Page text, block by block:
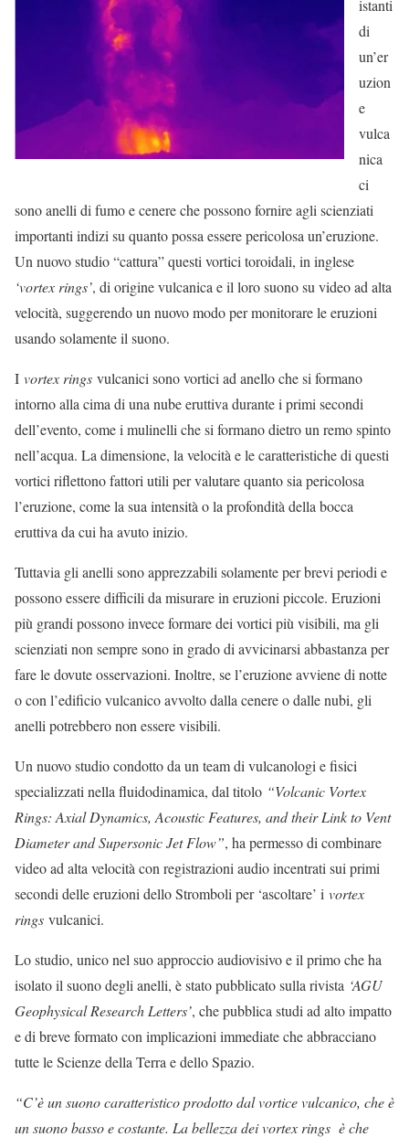
istanti
di
un’er
uzion
e
vulca
nica
ci
sono anelli di fumo e cenere che possono fornire agli scienziati
importanti indizi su quanto possa essere pericolosa un’eruzione.
Un nuovo studio “cattura” questi vortici toroidali, in inglese
‘vortex rings’, di origine vulcanica e il loro suono su video ad alta
velocità, suggerendo un nuovo modo per monitorare le eruzioni
usando solamente il suono.
I vortex rings vulcanici sono vortici ad anello che si formano
intorno alla cima di una nube eruttiva durante i primi secondi
dell’evento, come i mulinelli che si formano dietro un remo spinto
nell’acqua. La dimensione, la velocità e le caratteristiche di questi
vortici riflettono fattori utili per valutare quanto sia pericolosa
l’eruzione, come la sua intensità o la profondità della bocca
eruttiva da cui ha avuto inizio.
Tuttavia gli anelli sono apprezzabili solamente per brevi periodi e
possono essere difficili da misurare in eruzioni piccole. Eruzioni
più grandi possono invece formare dei vortici più visibili, ma gli
scienziati non sempre sono in grado di avvicinarsi abbastanza per
fare le dovute osservazioni. Inoltre, se l’eruzione avviene di notte
o con l’edificio vulcanico avvolto dalla cenere o dalle nubi, gli
anelli potrebbero non essere visibili.
Un nuovo studio condotto da un team di vulcanologi e fisici
specializzati nella fluidodinamica, dal titolo “Volcanic Vortex
Rings: Axial Dynamics, Acoustic Features, and their Link to Vent
Diameter and Supersonic Jet Flow”, ha permesso di combinare
video ad alta velocità con registrazioni audio incentrati sui primi
secondi delle eruzioni dello Stromboli per ‘ascoltare’ i vortex
rings vulcanici.
Lo studio, unico nel suo approccio audiovisivo e il primo che ha
isolato il suono degli anelli, è stato pubblicato sulla rivista ‘AGU
Geophysical Research Letters’, che pubblica studi ad alto impatto
e di breve formato con implicazioni immediate che abbracciano
tutte le Scienze della Terra e dello Spazio.
“C’è un suono caratteristico prodotto dal vortice vulcanico, che è
un suono basso e costante. La bellezza dei vortex rings è che